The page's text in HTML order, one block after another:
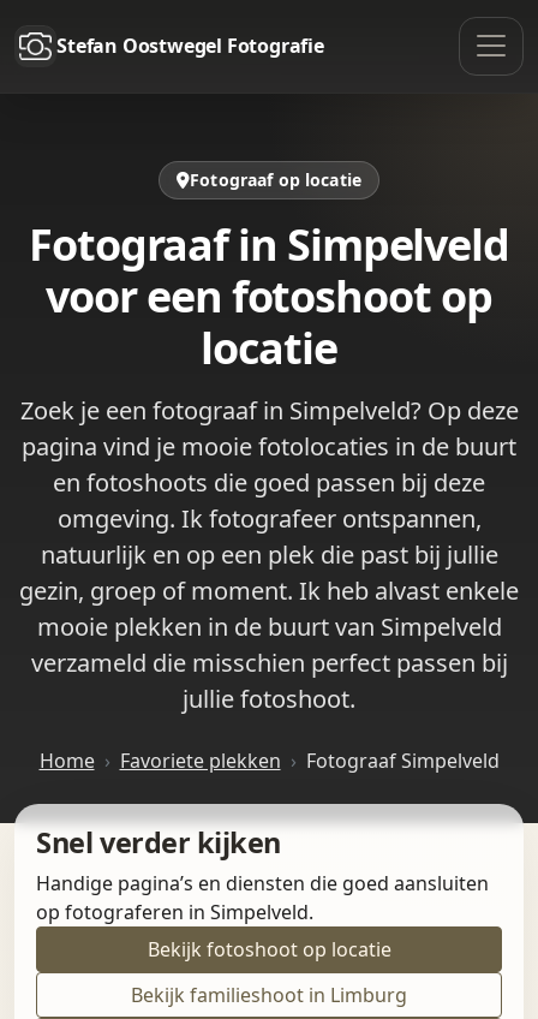
Stefan Oostwegel Fotografie
Fotograaf op locatie
Fotograaf in Simpelveld
voor een fotoshoot op
locatie
Zoek je een fotograaf in Simpelveld? Op deze
pagina vind je mooie fotolocaties in de buurt
en fotoshoots die goed passen bij deze
omgeving. Ik fotografeer ontspannen,
natuurlijk en op een plek die past bij jullie
gezin, groep of moment. Ik heb alvast enkele
mooie plekken in de buurt van Simpelveld
verzameld die misschien perfect passen bij
jullie fotoshoot.
Home Favoriete plekken Fotograaf Simpelveld
Snel verder kijken
Handige pagina’s en diensten die goed aansluiten
op fotograferen in Simpelveld.
Bekijk fotoshoot op locatie
Bekijk familieshoot in Limburg